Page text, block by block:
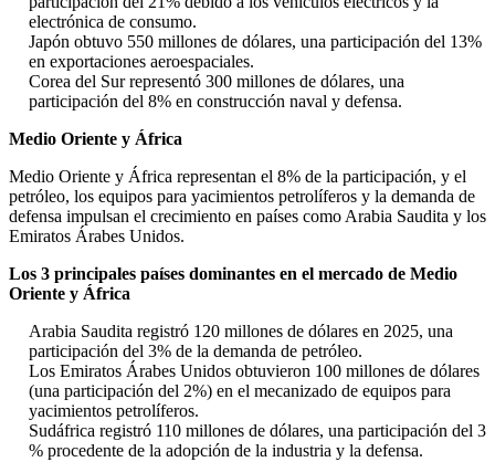
electrónica de consumo.
Japón obtuvo 550 millones de dólares, una participación del 13%
en exportaciones aeroespaciales.
Corea del Sur representó 300 millones de dólares, una
participación del 8% en construcción naval y defensa.
Medio Oriente y África
Medio Oriente y África representan el 8% de la participación, y el
petróleo, los equipos para yacimientos petrolíferos y la demanda de
defensa impulsan el crecimiento en países como Arabia Saudita y los
Emiratos Árabes Unidos.
Los 3 principales países dominantes en el mercado de Medio
Oriente y África
Arabia Saudita registró 120 millones de dólares en 2025, una
participación del 3% de la demanda de petróleo.
Los Emiratos Árabes Unidos obtuvieron 100 millones de dólares
(una participación del 2%) en el mecanizado de equipos para
yacimientos petrolíferos.
Sudáfrica registró 110 millones de dólares, una participación del 3
% procedente de la adopción de la industria y la defensa.